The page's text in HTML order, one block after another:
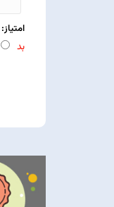
امتیاز:
بد